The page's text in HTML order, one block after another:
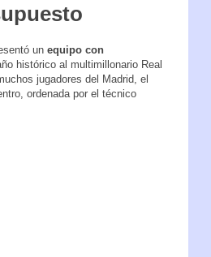
un equipo con
histórico al multimillonario Real
jugadores del Madrid, el
ordenada por el técnico